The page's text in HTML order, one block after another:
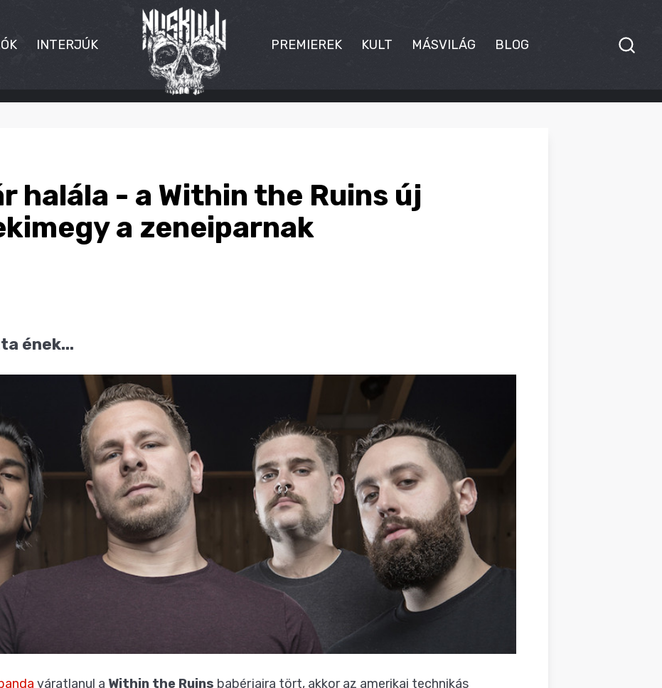
INTERJÚK PREMIEREK KULT MÁSVILÁG BLOG
halála - a Within the Ruins új
a zeneiparnak
ének...
váratlanul a Within the Ruins babérjaira tört, akkor az amerikai technikás